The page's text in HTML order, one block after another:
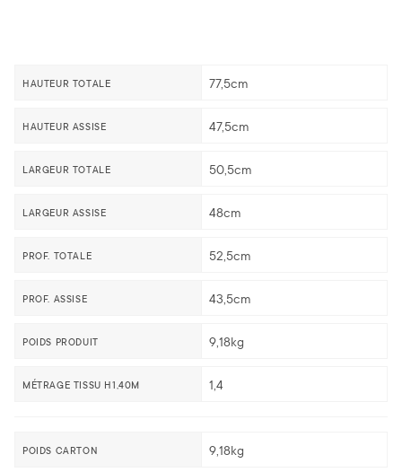
HAUTEUR TOTALE 77,5cm
HAUTEUR ASSISE 47,5cm
LARGEUR TOTALE 50,5cm
LARGEUR ASSISE 48cm
PROF. TOTALE 52,5cm
PROF. ASSISE 43,5cm
POIDS PRODUIT 9,18kg
MÉTRAGE TISSU H1,40M 1,4
POIDS CARTON 9,18kg